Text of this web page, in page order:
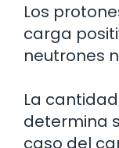
Los
carga
neutrones
La
determina
caso del